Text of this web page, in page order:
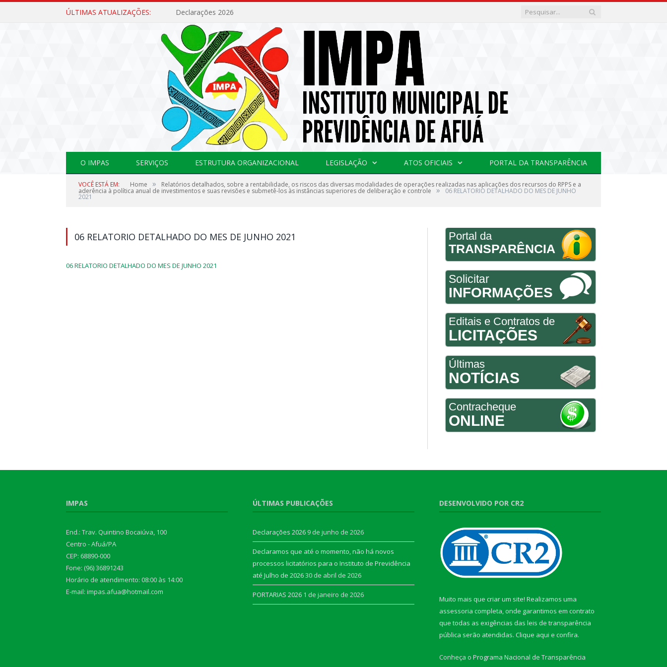
ÚLTIMAS ATUALIZAÇÕES: Declarações 2026
O IMPAS SERVIÇOS ESTRUTURA ORGANIZACIONAL LEGISLAÇÃO ATOS OFICIAIS PORTAL DA TRANSPARÊNCIA
VOCÊ ESTÁ EM: Home » Relatórios detalhados, sobre a rentabilidade, os riscos das diversas modalidades de operações realizadas nas aplicações dos recursos do RPPS e a
aderência à política anual de investimentos e suas revisões e submetê-los às instâncias superiores de deliberação e controle » 06 RELATORIO DETALHADO DO MES DE JUNHO
2021
06 RELATORIO DETALHADO DO MES DE JUNHO 2021
06 RELATORIO DETALHADO DO MES DE JUNHO 2021
Portal da
TRANSPARÊNCIA
Solicitar
INFORMAÇÕES
Editais e Contratos de
LICITAÇÕES
Últimas
NOTÍCIAS
Contracheque
ONLINE
IMPAS
End.: Trav. Quintino Bocaiúva, 100
Centro - Afuá/PA
CEP: 68890-000
Fone: (96) 36891243
Horário de atendimento: 08:00 às 14:00
E-mail: impas.afua@hotmail.com
ÚLTIMAS PUBLICAÇÕES
Declarações 2026 9 de junho de 2026
Declaramos que até o momento, não há novos
processos licitatórios para o Instituto de Previdência
até Julho de 202630 de abril de 2026
PORTARIAS 2026 1 de janeiro de 2026
DESENVOLVIDO POR CR2
Muito mais que criar um site! Realizamos uma
assessoria completa, onde garantimos em contrato
que todas as exigências das leis de transparência
pública serão atendidas. Clique aqui e confira.
Conheça o Programa Nacional de Transparência